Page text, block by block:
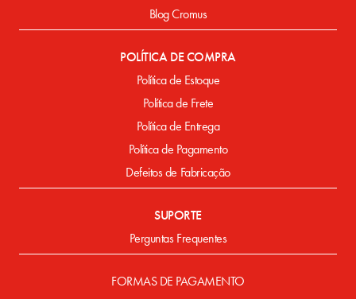
Blog Cromus
POLÍTICA DE COMPRA
Política de Estoque
Política de Frete
Política de Entrega
Política de Pagamento
Defeitos de Fabricação
SUPORTE
Perguntas Frequentes
FORMAS DE PAGAMENTO